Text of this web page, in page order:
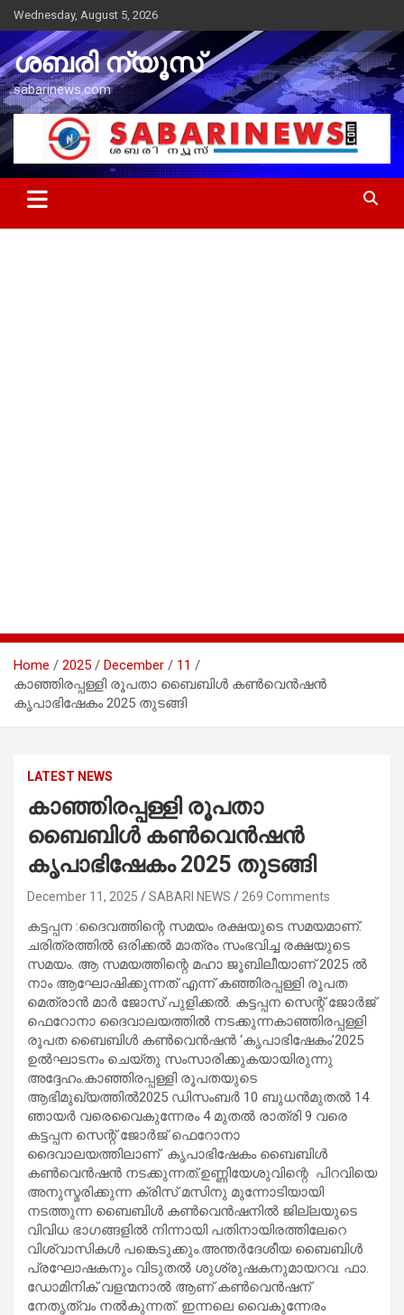
Skip
to
content
Wednesday, August 5, 2026
ശബരി ന്യൂസ്
sabarinews.com
Home 2025 December
11
കാഞ്ഞിരപ്പള്ളി രൂപതാ ബൈബിൾ കൺവെൻഷൻ
കൃപാഭിഷേകം 2025 തുടങ്ങി
LATEST NEWS
കാഞ്ഞിരപ്പള്ളി രൂപതാ
ബൈബിൾ കൺവെൻഷൻ
കൃപാഭിഷേകം 2025 തുടങ്ങി
December 11, 2025 SABARI NEWS 269 Comments
കട്ടപ്പന :ദൈവത്തിന്റെ സമയം രക്ഷയുടെ സമയമാണ്.
ചരിത്രത്തിൽ ഒരിക്കൽ മാത്രം സംഭവിച്ച രക്ഷയുടെ
സമയം. ആ സമയത്തിന്റെ മഹാ ജൂബിലീയാണ് 2025 ൽ
നാം ആഘോഷിക്കുന്നത് എന്ന് കഞ്ഞിരപ്പള്ളി രൂപത
മെത്രാൻ മാർ ജോസ് പുളിക്കൽ. കട്ടപ്പന സെന്റ് ജോർജ്
ഫെറോനാ ദൈവാലയത്തിൽ നടക്കുന്നകാഞ്ഞിരപ്പള്ളി
രൂപത ബൈബിൾ കൺവെൻഷൻ ‘കൃപാഭിഷേകം’2025
ഉൽഘാടനം ചെയ്തു സംസാരിക്കുകയായിരുന്നു
അദ്ദേഹം.കാഞ്ഞിരപ്പള്ളി രൂപതയുടെ
ആഭിമുഖ്യത്തിൽ2025 ഡിസംബർ 10 ബുധൻമുതൽ 14
ഞായർ വരെവൈകുന്നേരം 4 മുതൽ രാത്രി 9 വരെ
കട്ടപ്പന സെന്റ് ജോർജ് ഫെറോനാ
ദൈവാലയത്തിലാണ് കൃപാഭിഷേകം ബൈബിൾ
കൺവെൻഷൻ നടക്കുന്നത്.ഉണ്ണിയേശുവിന്റെ പിറവിയെ
അനുസ്മരിക്കുന്ന ക്രിസ് മസിനു മുന്നോടിയായി
നടത്തുന്ന ബൈബിൾ കൺവെൻഷനിൽ ജില്ലയുടെ
വിവിധ ഭാഗങ്ങളിൽ നിന്നായി പതിനായിരത്തിലേറെ
വിശ്വാസികൾ പങ്കെടുക്കും.അന്തർദേശീയ ബൈബിൾ
പ്രഘോഷകനും വിടുതൽ ശുശ്രുഷകനുമായറവ. ഫാ.
ഡോമിനിക് വളന്മനാൽ ആണ്‌ കൺവെൻഷന്
നേതൃത്വം നൽകുന്നത്. ഇന്നലെ വൈകുന്നേരം